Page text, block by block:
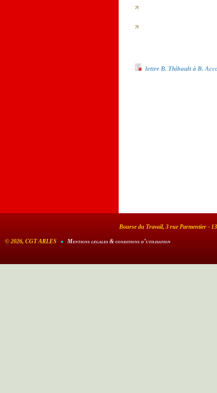
lettre B. Thibault à B.
Bourse du Travail, 3 rue Parmentier -
© 2026, CGT ARLES Mentions légales & conditions d’utilisation